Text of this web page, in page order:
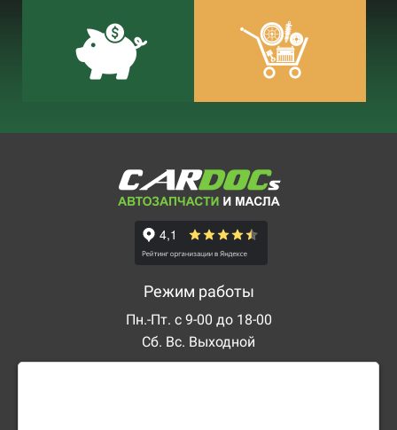
Режим работы
Пн.-Пт. с 9-00 до 18-00
Сб. Вс. Выходной